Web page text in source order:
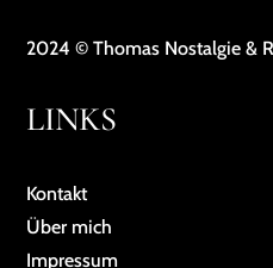
2024 © Thomas Nostalgie &
LINKS
Kontakt
Über mich
Impressum